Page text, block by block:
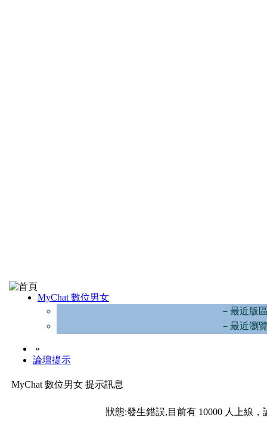
MyChat 數位男女
－最近版
－最近瀏
»
論壇提示
MyChat 數位男女 提示訊息
狀態:發生錯誤,目前有 10000 人上線